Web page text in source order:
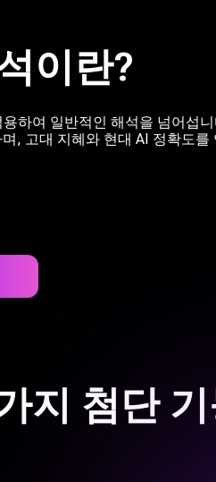
이란?
하여 일반적인 해석을 넘어섭
, 고대 지혜와 현대 AI 정확도를
지 첨단